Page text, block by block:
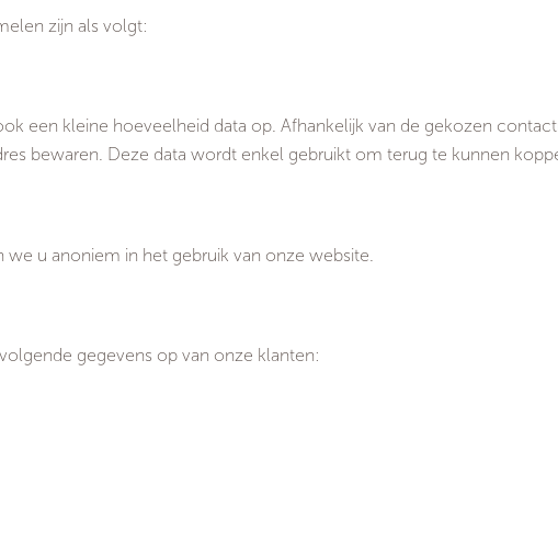
zijn als volgt:
een kleine hoeveelheid data op. Afhankelijk van de gekozen
bewaren. Deze data wordt enkel gebruikt om terug te kunnen
u anoniem in het gebruik van onze website.
gegevens op van onze klanten: